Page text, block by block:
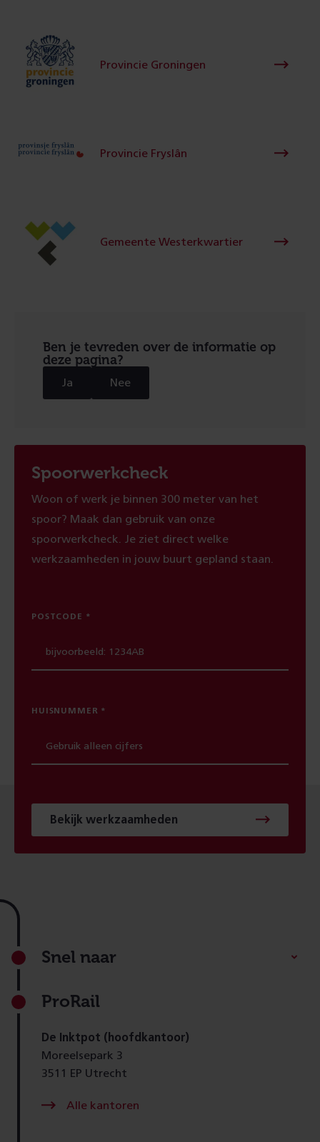
Provincie Groningen
Provincie Fryslân
Gemeente Westerkwartier
Ben je tevreden over de informatie op
deze pagina?
Ja Nee
Spoorwerkcheck
Woon of werk je binnen 300 meter van het
spoor? Maak dan gebruik van onze
spoorwerkcheck. Je ziet direct welke
werkzaamheden in jouw buurt gepland staan.
POSTCODE
HUISNUMMER
Bekijk werkzaamheden
Footer
Snel naar
ProRail
De Inktpot (hoofdkantoor)
Moreelsepark 3
3511 EP Utrecht
Alle kantoren